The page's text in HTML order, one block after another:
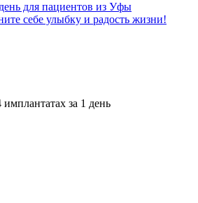
для пациентов из Уфы
себе улыбку и радость жизни!
за 1 день